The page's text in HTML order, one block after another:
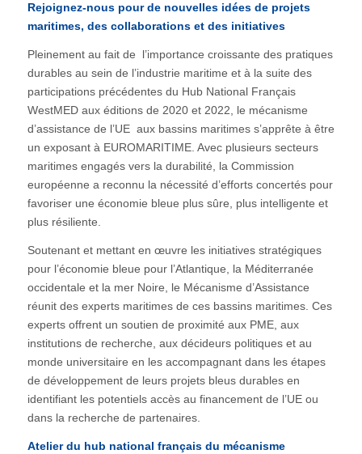
Rejoignez-nous pour de nouvelles idées de projets
maritimes, des collaborations et des initiatives
Pleinement au fait de l’importance croissante des pratiques
durables au sein de l’industrie maritime et à la suite des
participations précédentes du Hub National Français
WestMED aux éditions de 2020 et 2022, le mécanisme
d’assistance de l’UE aux bassins maritimes s’apprête à être
un exposant à EUROMARITIME. Avec plusieurs secteurs
maritimes engagés vers la durabilité, la Commission
européenne a reconnu la nécessité d’efforts concertés pour
favoriser une économie bleue plus sûre, plus intelligente et
plus résiliente.
Soutenant et mettant en œuvre les initiatives stratégiques
pour l’économie bleue pour l’Atlantique, la Méditerranée
occidentale et la mer Noire, le Mécanisme d’Assistance
réunit des experts maritimes de ces bassins maritimes. Ces
experts offrent un soutien de proximité aux PME, aux
institutions de recherche, aux décideurs politiques et au
monde universitaire en les accompagnant dans les étapes
de développement de leurs projets bleus durables en
identifiant les potentiels accès au financement de l’UE ou
dans la recherche de partenaires.
Atelier du hub national français du mécanisme